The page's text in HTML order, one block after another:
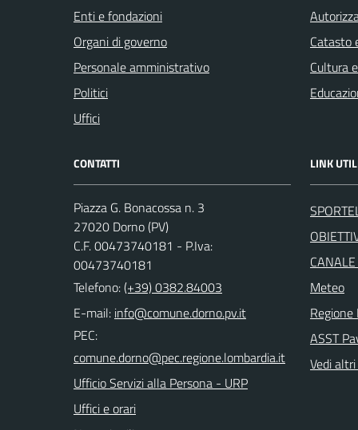
Enti e fondazioni
Organi di governo
Personale amministrativo
Politici
Uffici
Catasto
Cultura
CONTATTI
Piazza G. Bonacossa n. 3
27020 Dorno (PV)
C.F. 00473740181 - P.Iva:
00473740181
Telefono:(+39) 0382.84003
E-mail:
PEC:
Ufficio Servizi alla Persona - URP
Uffici e orari
LINK
Meteo
Regione
ASST
Vedi